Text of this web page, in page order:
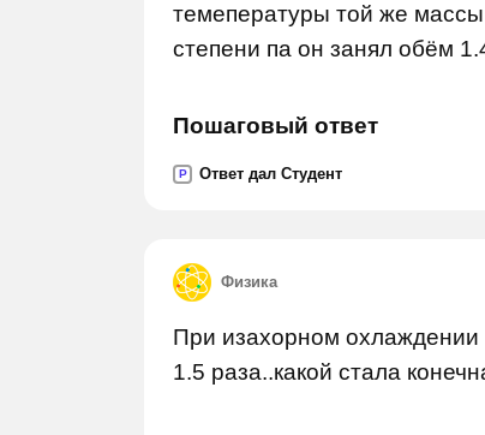
темепературы той же
степени па он занял обём
Пошаговый ответ
P Ответ дал Студент
Физика
При изахорном охлаждении
1.5 раза..какой стала